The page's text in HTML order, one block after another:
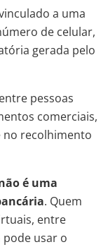
a uma
de celular,
gerada pelo
pessoas
comerciais,
no recolhimento
é uma
. Quem
entre
usar o